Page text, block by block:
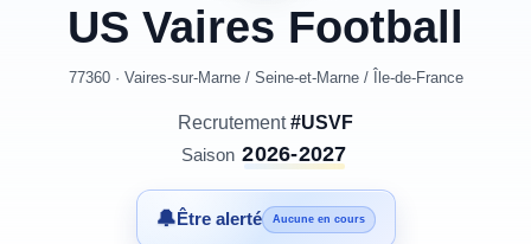
US Vaires Football
77360 · Vaires-sur-Marne/ Seine-et-Marne/ Île-de-France
Recrutement#USVF
Saison 2026-2027
🔔Être alerté Aucune en cours